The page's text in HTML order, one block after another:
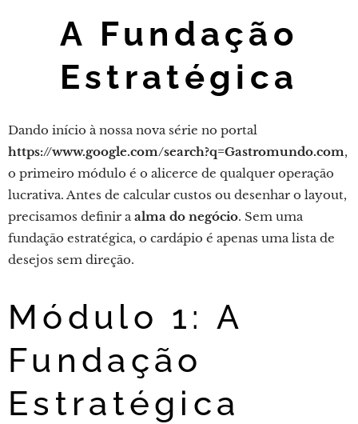
A Fundação
Estratégica
Dando início à nossa nova série no portal
https://www.google.com/search?q=Gastromundo.com,
o primeiro módulo é o alicerce de qualquer operação
lucrativa. Antes de calcular custos ou desenhar o layout,
precisamos definir aalma do negócio. Sem uma
fundação estratégica, o cardápio é apenas uma lista de
desejos sem direção.
Módulo 1: A
Fundação
Estratégica